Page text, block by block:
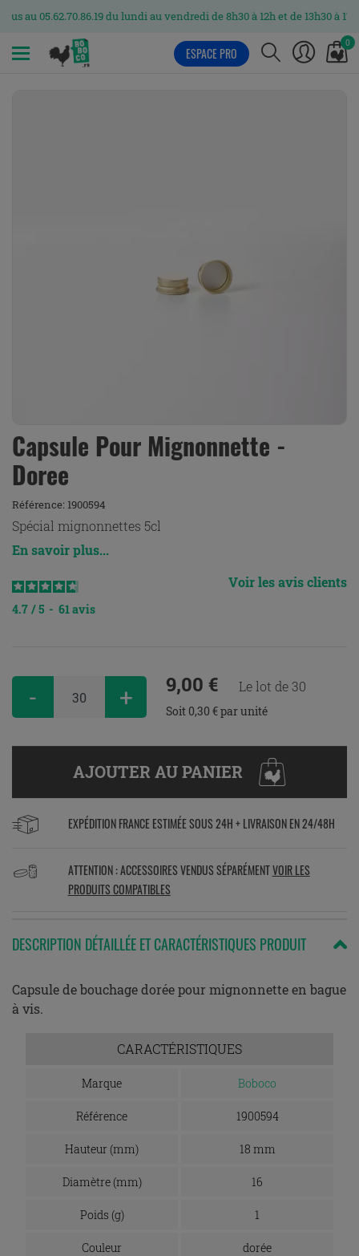
du lundi au vendredi de 8h30 à 12h et de 13h30 à 17h
0
ESPACE PRO
Capsule Pour Mignonnette -
Doree
Référence: 1900594
Spécial mignonnettes 5cl
En savoir plus...
4.7 / 5 - 61avis
Voir les avis clients
- + 9,00 € Le lot de 30
Soit 0,30 € par unité
AJOUTER AU PANIER
EXPÉDITION FRANCE ESTIMÉE SOUS 24H + LIVRAISON EN 24/48H
ATTENTION : ACCESSOIRES VENDUS SÉPARÉMENTVOIR LES
PRODUITS COMPATIBLES
DESCRIPTION DÉTAILLÉE ET CARACTÉRISTIQUES PRODUIT
Capsule de bouchage dorée pour mignonnette en bague
à vis.
CARACTÉRISTIQUES
Marque Boboco
Référence 1900594
Hauteur (mm) 18 mm
Diamètre (mm) 16
Poids (g) 1
Couleur dorée